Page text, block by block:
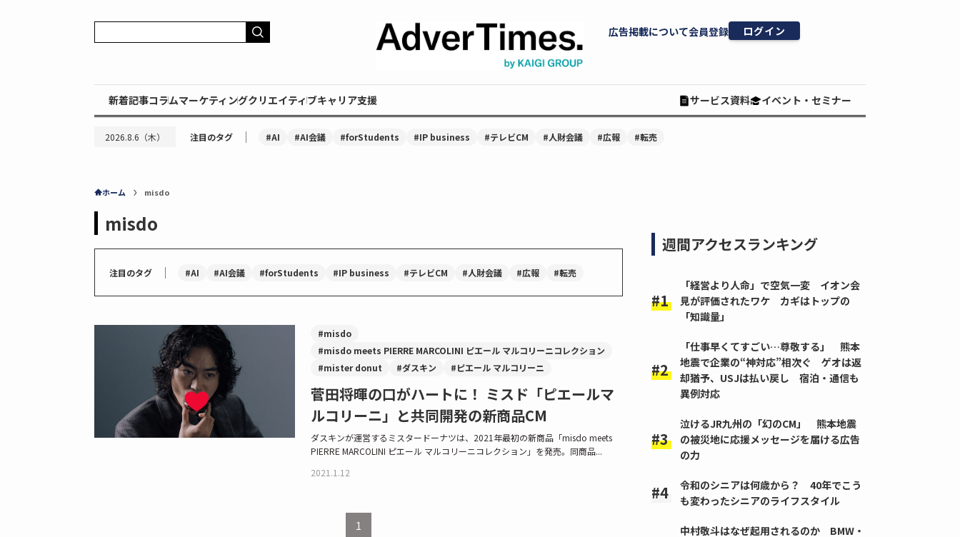
広告掲載について会員登録 ログイン
新着記事コラムマーケティングクリエイティブキャリア支援 サービス資料 イベント・セミナー
2026.8.6（木） 注目のタグ ｜ #AI #AI会議 #forStudents #IP business #テレビCM #人財会議 #広報 #転売
ホーム misdo
misdo
注目のタグ ｜ #AI #AI会議 #forStudents #IP business #テレビCM #人財会議 #広報 #転売
#misdo
#misdo meets PIERRE MARCOLINI ピエール マルコリーニコレクション
#mister donut
#ダスキン #ピエール マルコリーニ
菅田将暉の口がハートに！ ミスド「ピエールマ
ルコリーニ」と共同開発の新商品CM
ダスキンが運営するミスタードーナツは、2021年最初の新商品「misdo meets
PIERRE MARCOLINI ピエール マルコリーニコレクション」を発売。同商品...
2021.1.12
1
週間アクセスランキング
「経営より人命」で空気一変 イオン会
見が評価されたワケ カギはトップの
「知識量」
「仕事早くてすごい…尊敬する」 熊本
地震で企業の“神対応”相次ぐ ゲオは返
却猶予、USJは払い戻し 宿泊・通信も
異例対応
泣けるJR九州の「幻のCM」 熊本地震
の被災地に応援メッセージを届ける広告
の力
令和のシニアは何歳から？ 40年でこう
も変わったシニアのライフスタイル
中村敬斗はなぜ起用されるのか BMW・